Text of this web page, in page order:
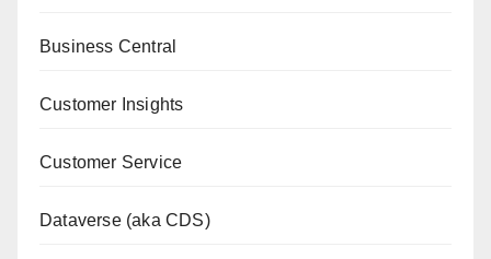
Business Central
Customer Insights
Customer Service
Dataverse (aka CDS)